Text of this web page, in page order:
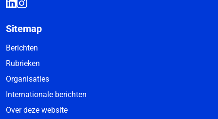
Sitemap
Berichten
Rubrieken
Organisaties
Internationale berichten
Over deze website